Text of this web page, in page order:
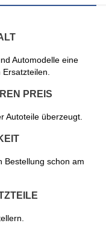
Automodelle eine
PREIS
Autoteile überzeugt.
Bestellung schon am